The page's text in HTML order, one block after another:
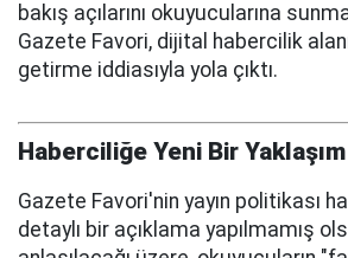
bakış açılarını okuyucularına
Gazete Favori, dijital habercilik
getirme iddiasıyla yola çıktı.
Haberciliğe Yeni Bir Yaklaşım
Gazete Favori'nin yayın politikası
detaylı bir açıklama yapılmamış